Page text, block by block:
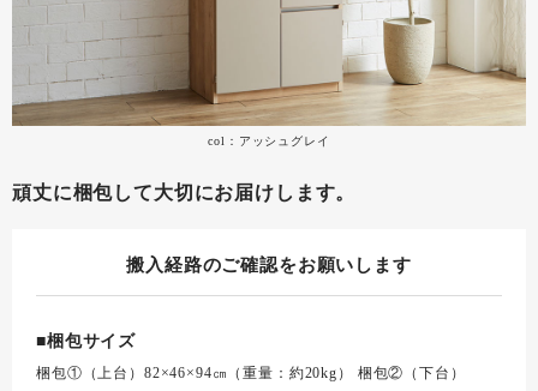
col：アッシュグレイ
頑丈に梱包して大切にお届けします。
搬入経路のご確認をお願いします
■梱包サイズ
梱包①（上台）82×46×94㎝（重量：約20kg） 梱包②（下台）